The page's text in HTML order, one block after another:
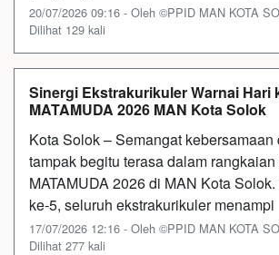
20/07/2026 09:16 - Oleh ©PPID MAN KOTA
Dilihat 129 kali
Sinergi Ekstrakurikuler Warnai Hari
MATAMUDA 2026 MAN Kota Solok
Kota Solok – Semangat
tampak begitu terasa dalam
MATAMUDA 2026 di MAN Kota
ke-5, seluruh ekstrakurikuler menampi
17/07/2026 12:16 - Oleh ©PPID MAN KOTA
Dilihat 277 kali